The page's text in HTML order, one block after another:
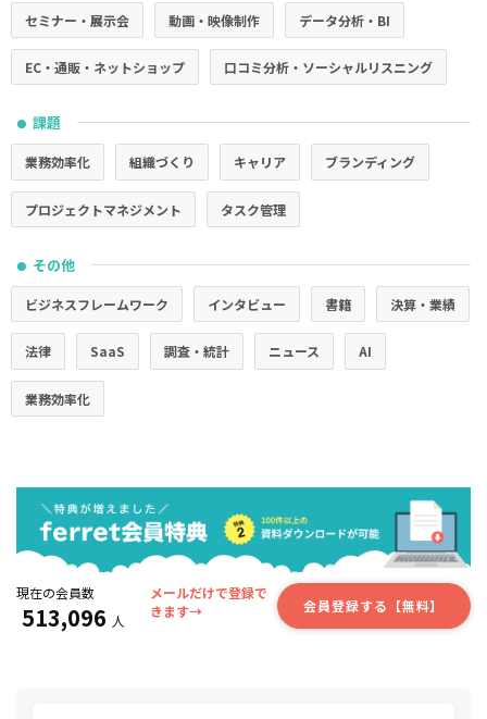
セミナー・展示会 動画・映像制作 データ分析・BI
EC・通販・ネットショップ 口コミ分析・ソーシャルリスニング
● 課題
業務効率化 組織づくり キャリア ブランディング
プロジェクトマネジメント タスク管理
● その他
ビジネスフレームワーク インタビュー 書籍 決算・業績
法律 SaaS 調査・統計 ニュース AI
業務効率化
現在の会員数
513,096 人
メールだけで登録で
きます→
会員登録する【無料】